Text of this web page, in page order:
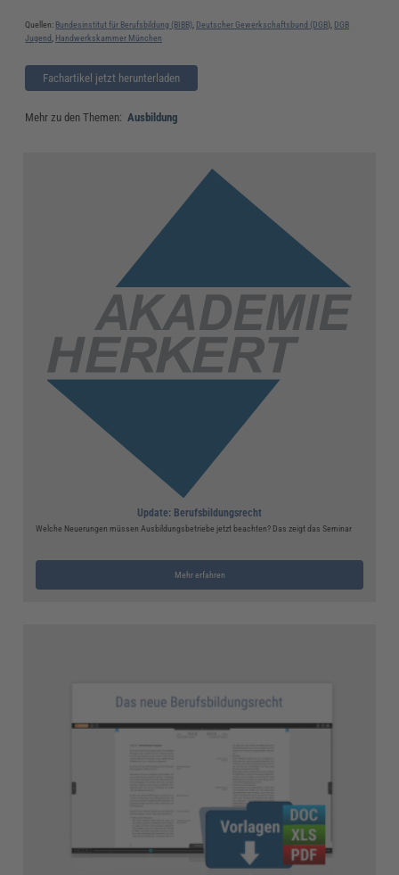
Quellen: Bundesinstitut für Berufsbildung (BIBB) Deutscher Gewerkschaftsbund (DGB), DGB
Jugend
Handwerkskammer München
Fachartikel jetzt herunterladen
Mehr zu den Themen: Ausbildung
Update: Berufsbildungsrecht
Welche Neuerungen müssen Ausbildungsbetriebe jetzt beachten? Das zeigt das Seminar
Mehr erfahren